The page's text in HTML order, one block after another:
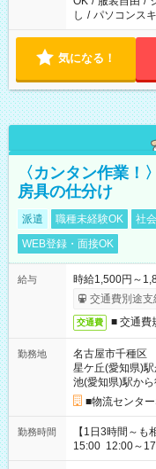
し / パソコンス
気になる！
〈カンタン作業！
房具の仕分け
派遣 職種未経験OK 社
WEB登録・面接OK
給与
時給1,500円～
交通費別途支
交通費 ■ 交通費
勤務地
名古屋市千種区
星ケ丘(愛知県)
池(愛知県)駅か
■物流センタ
勤務時間
【1日3時間～も相談OK!】 ＜シフト例
15:00 12:00～17:00
お気軽にご相談